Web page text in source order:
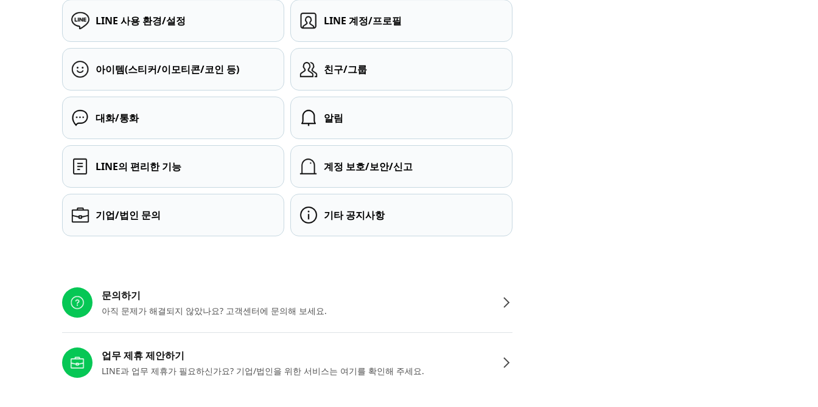
LINE 사용 환경/설정 LINE 계정/프로필
아이템(스티커/이모티콘/코인 등) 친구/그룹
대화/통화 알림
LINE의 편리한 기능 계정 보호/보안/신고
기업/법인 문의 기타 공지사항
문의하기
아직 문제가 해결되지 않았나요? 고객센터에 문의해 보세요.
업무 제휴 제안하기
LINE과 업무 제휴가 필요하신가요? 기업/법인을 위한 서비스는 여기를 확인해 주세요.